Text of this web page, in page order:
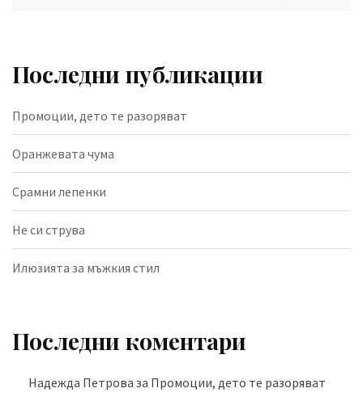
Последни публикации
Промоции, дето те разоряват
Оранжевата чума
Срамни лепенки
Не си струва
Илюзията за мъжкия стил
Последни коментари
Надежда Петрова за Промоции, дето те разоряват